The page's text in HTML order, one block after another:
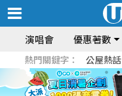
演唱會 優惠著數
熱門關鍵字： 公屋熱話